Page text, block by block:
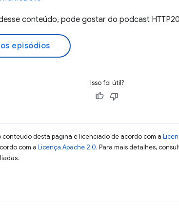
conteúdo, pode gostar do podcast
episódios
Isso foi útil?
desta página é licenciado de acordo com a
com a Licença Apache 2.0. Para mais detalhes,